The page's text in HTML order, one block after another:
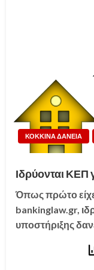
ΚΟΚΚΙΝΑ ΔΑΝΕΙΑ
Ιδρύονται ΚΕΠ
Όπως πρώτο είχε
bankinglaw.gr,
υποστήριξης